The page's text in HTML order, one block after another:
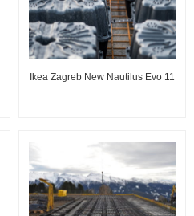
Ikea Zagreb New Nautilus Evo 11